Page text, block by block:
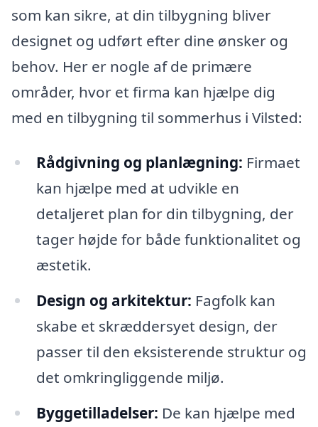
som kan sikre, at din tilbygning bliver
designet og udført efter dine ønsker og
behov. Her er nogle af de primære
områder, hvor et firma kan hjælpe dig
med en tilbygning til sommerhus i Vilsted:
Rådgivning og planlægning: Firmaet
kan hjælpe med at udvikle en
detaljeret plan for din tilbygning, der
tager højde for både funktionalitet og
æstetik.
Design og arkitektur: Fagfolk kan
skabe et skræddersyet design, der
passer til den eksisterende struktur og
det omkringliggende miljø.
Byggetilladelser: De kan hjælpe med